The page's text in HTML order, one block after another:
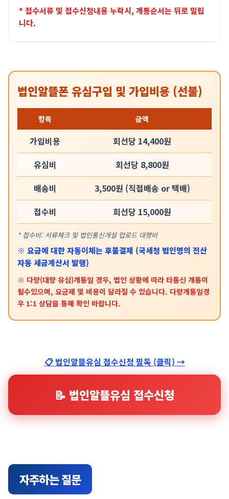
* 접수서류 및 접수신청내용 누락시, 개통순서는 뒤로 밀립
니다.
법인알뜰폰 유심구입 및 가입비용 (선불)
항목 금액
가입비용
회선당 14,400원
유심비
회선당 8,800원
배송비
3,500원 (직접배송 or 택배)
접수비
회선당 15,000원
* 접수비: 서류체크 및 법인통신개설 업로드 대행비
※ 요금에 대한 자동이체는 후불결제 (국세청 법인명의 전산
자동 세금계산서 발행)
※ 다량(대량 유심)개통일 경우, 법인 상황에 따라 타통신 개통이
될수있으며, 요금제 및 비용이 달라질 수 있습니다. 다량개통일경
우 1:1 상담을 통해 확인 바랍니다.
📋 법인알뜰유심 접수신청 필독 (클릭) →
📝 법인알뜰유심 접수신청
자주하는 질문